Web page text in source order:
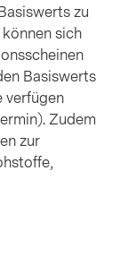
zu
sich
Basiswerts
verfügen
Zudem
zur